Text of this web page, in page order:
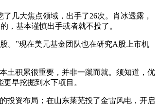
几大焦点领域，出手了26次。肖冰透露，
基本谨慎出手或者就不投了。
。”现在美元基金团队也在研究A股上市机
土积累很重要，并非一蹴而就。须知道，优
早挖掘到水下项目。
投资布局；在山东莱芜投了金雷风电，开启